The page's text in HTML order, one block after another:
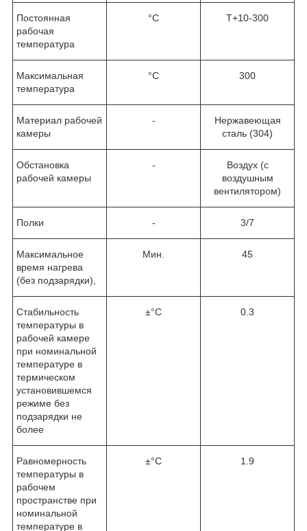
Постоянная
рабочая
температура
°C T+10-300
Максимальная
температура
°C 300
Материал рабочей
камеры
-
Нержавеющая
сталь (304)
Обстановка
рабочей камеры
-
Воздух (с
воздушным
вентилятором)
Полки - 3/7
Максимальное
время нагрева
(без подзарядки),
Мин. 45
Стабильность
температуры в
рабочей камере
при номинальной
температуре в
термическом
установившемся
режиме без
подзарядки не
более
±°C 0.3
Равномерность
температуры в
рабочем
пространстве при
номинальной
температуре в
±°C 1.9